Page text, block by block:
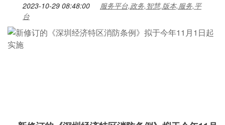
2023-10-29 08:48:00
服务平台,政务,智慧,版本,服务,平
台